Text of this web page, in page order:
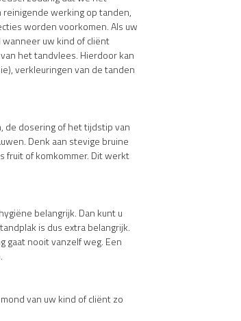
werking op tanden,
worden voorkomen. Als uw
uw kind of cliënt
het tandvlees. Hierdoor kan
verkleuringen van de tanden
de dosering of het tijdstip van
Denk aan stevige bruine
fruit of komkommer. Dit werkt
belangrijk. Dan kunt u
is dus extra belangrijk.
nooit vanzelf weg. Een
van uw kind of cliënt zo